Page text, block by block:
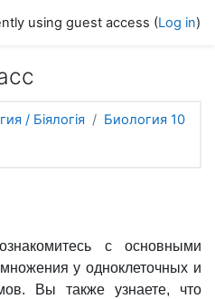
using guest access (Log in)
/ Біялогія
Биология 10
с основными
у одноклеточных и
Вы также узнаете, что